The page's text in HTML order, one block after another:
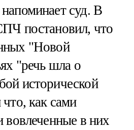
суд. В
постановил, что
"Новой
"речь шла о
исторической
как сами
вовлеченные в них